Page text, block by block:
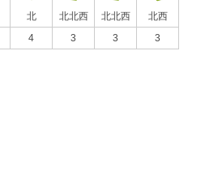
北 北北西 北北西
北西
4 3 3 3